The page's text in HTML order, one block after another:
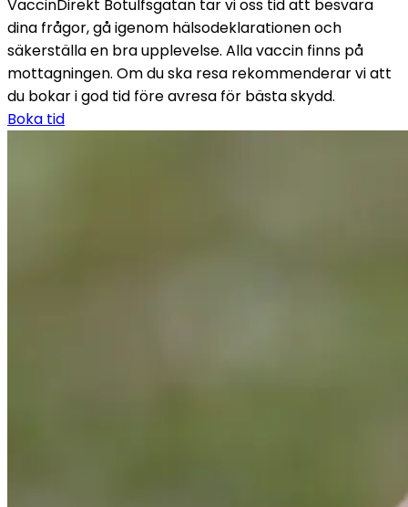
VaccinDirekt Botulfsgatan tar vi oss tid att besvara
dina frågor, gå igenom hälsodeklarationen och
säkerställa en bra upplevelse. Alla vaccin finns på
mottagningen. Om du ska resa rekommenderar vi att
du bokar i god tid före avresa för bästa skydd.
Boka tid